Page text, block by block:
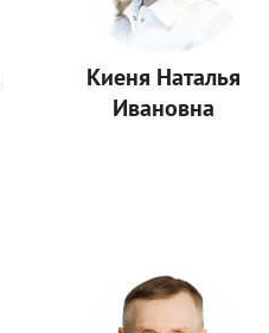
Киеня Наталья
Ивановна